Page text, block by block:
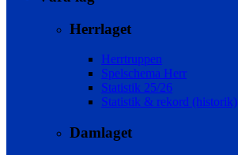
Herrlaget
Herrtruppen
Spelschema Herr
Statistik 25/26
Statistik & rekord (historik)
Damlaget